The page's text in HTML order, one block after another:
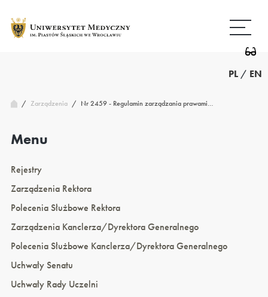
treści
strony
PL / EN
/ Zarządzenia / Nr 2459 - Regulamin zarządzania prawami…
Menu
Rejestry
Zarządzenia Rektora
Polecenia Służbowe Rektora
Zarządzenia Kanclerza/Dyrektora Generalnego
Polecenia Służbowe Kanclerza/Dyrektora Generalnego
Uchwały Senatu
Uchwały Rady Uczelni